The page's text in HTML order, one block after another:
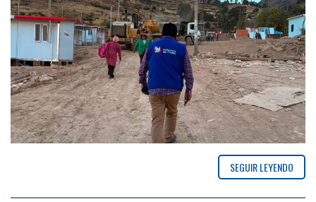
SEGUIR LEYENDO